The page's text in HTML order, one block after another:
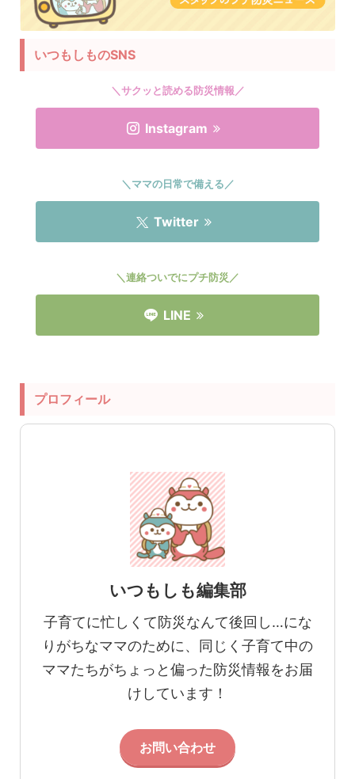
いつもしものSNS
＼サクッと読める防災情報／
Instagram
＼ママの日常で備える／
Twitter
＼連絡ついでにプチ防災／
LINE
プロフィール
いつもしも編集部
子育てに忙しくて防災なんて後回し…にな
りがちなママのために、同じく子育て中の
ママたちがちょっと偏った防災情報をお届
けしています！
お問い合わせ